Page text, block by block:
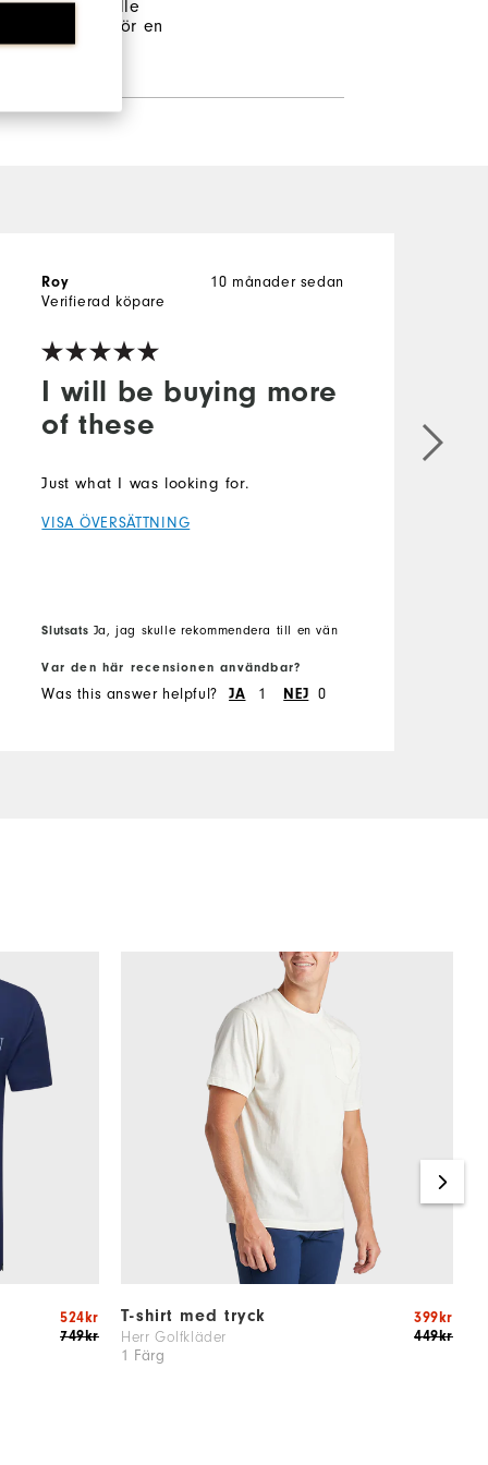
skulle
detta för en
I will be buying more
of these
10 månader sedan
Roy
Verifierad köpare
Just what I was looking for.
VISA ÖVERSÄTTNING
Slutsats Ja, jag skulle rekommendera till en vän
Var den här recensionen användbar?
Was this answer helpful? JA 1 NEJ 0
749kr
524kr T-shirt med tryck
Herr Golfkläder
1 Färg
449kr
399kr